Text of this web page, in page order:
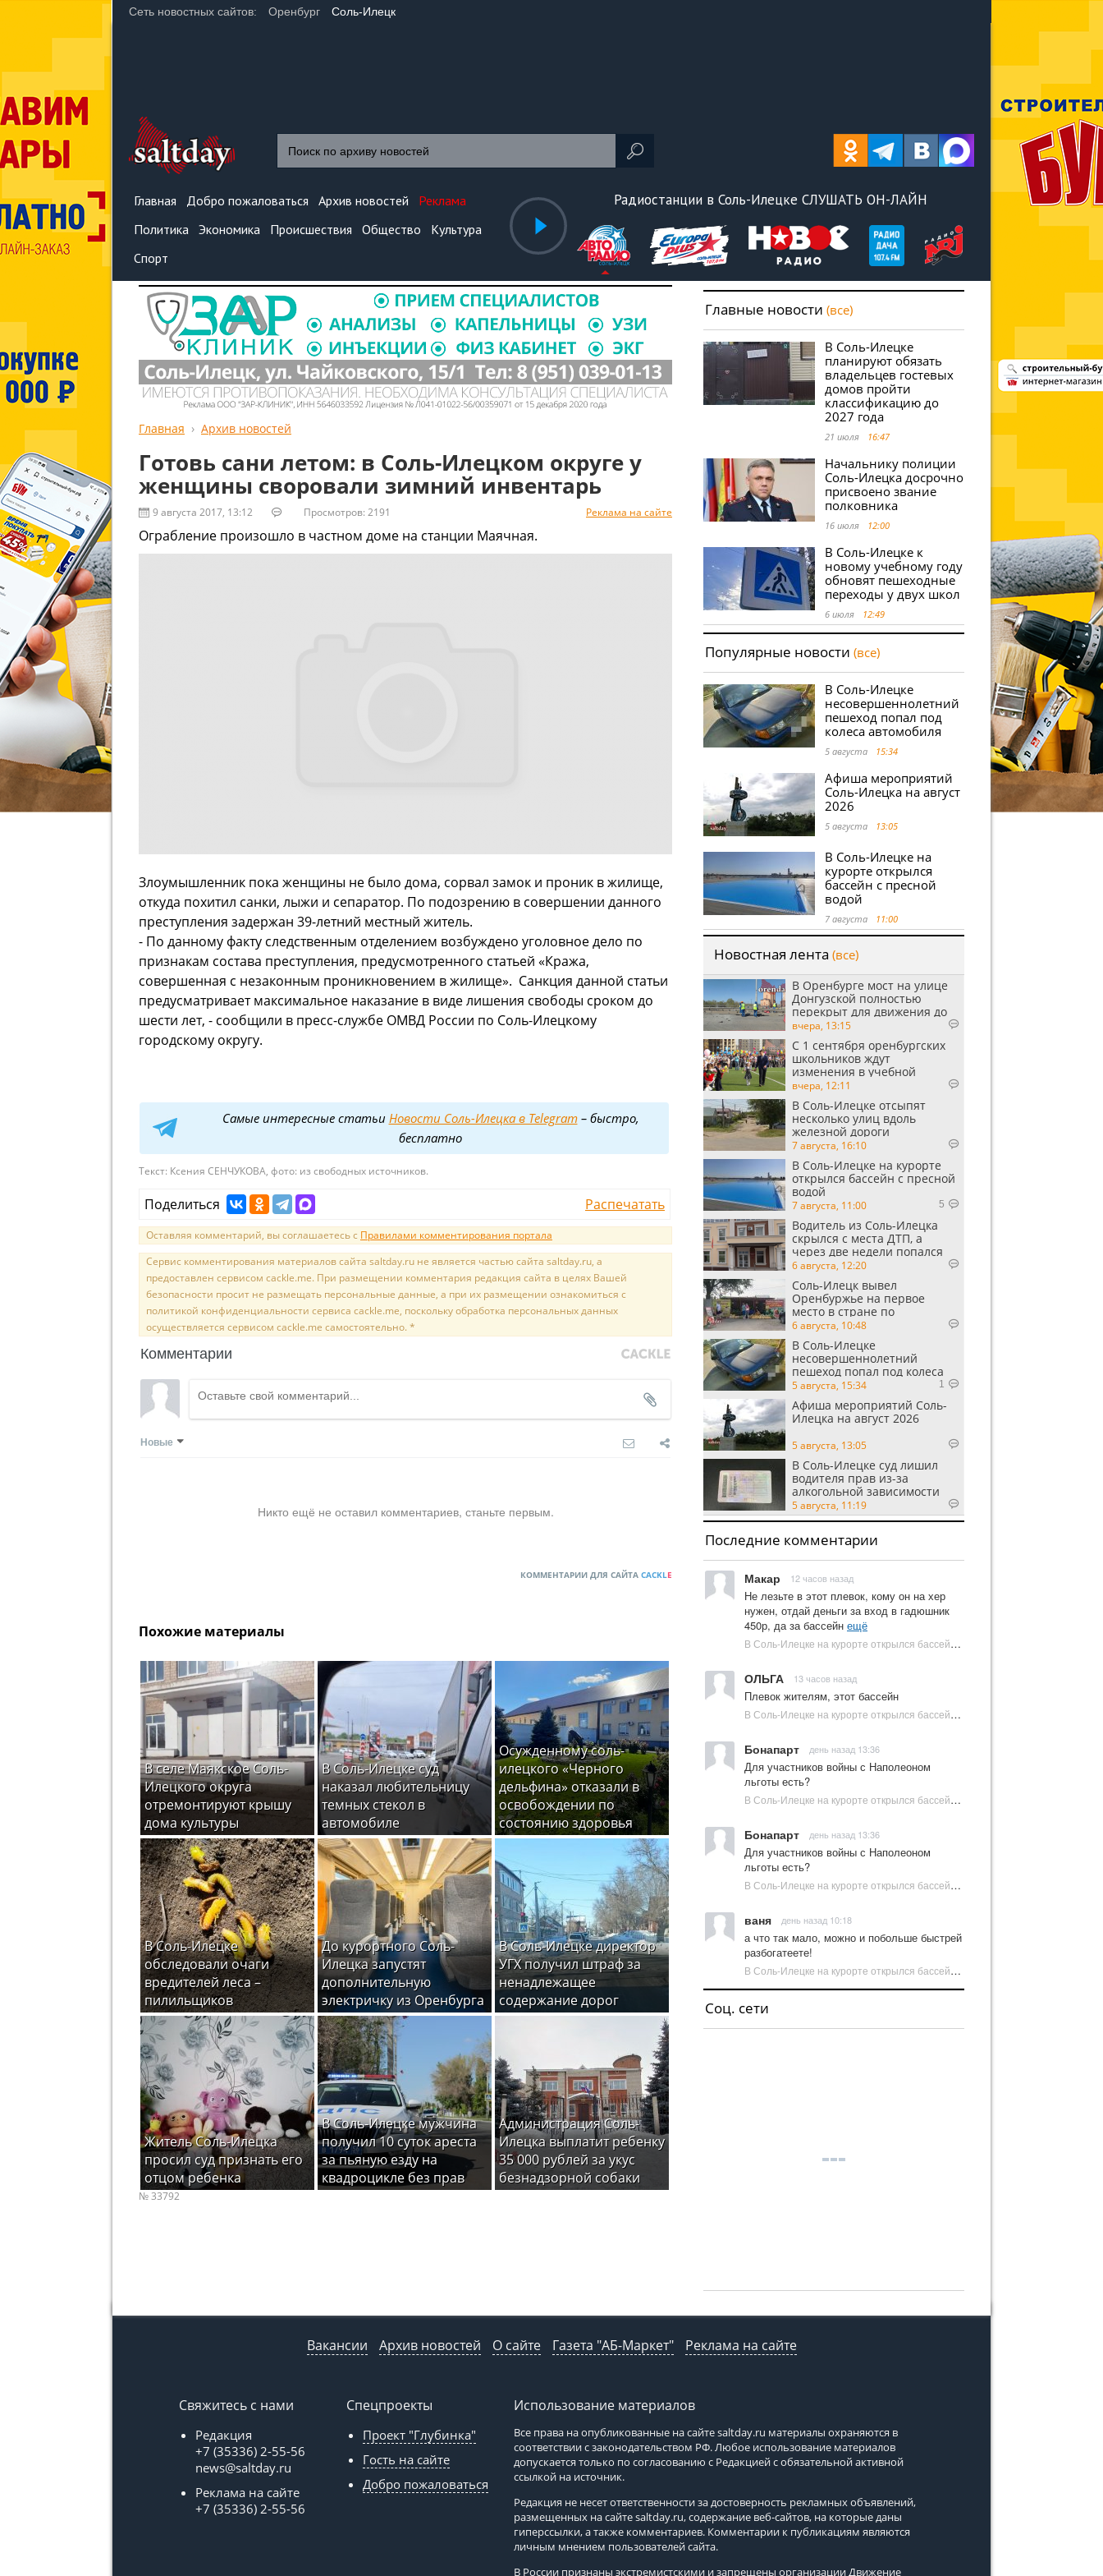
Сеть новостных сайтов: Оренбург Соль-Илецк
Главная Добро пожаловаться Архив новостей
Реклама
Политика Экономика Происшествия Общество
Культура
Спорт
Радиостанции в Соль-Илецке СЛУШАТЬ ОН-ЛАЙН
Главная Архив новостей
Готовь сани летом: в Соль-Илецком округе у
женщины своровали зимний инвентарь
9 августа 2017, 13:12 Просмотров: 2191 Реклама на сайте
Ограбление произошло в частном доме на станции Маячная.
Злоумышленник пока женщины не было дома, сорвал замок и проник в жилище,
откуда похитил санки, лыжи и сепаратор. По подозрению в совершении данного
преступления задержан 39-летний местный житель.
- По данному факту следственным отделением возбуждено уголовное дело по
признакам состава преступления, предусмотренного статьей «Кража,
совершенная с незаконным проникновением в жилище». Санкция данной статьи
предусматривает максимальное наказание в виде лишения свободы сроком до
шести лет, - сообщили в пресс-службе ОМВД России по Соль-Илецкому
городскому округу.
Самые интересные статьи Новости Соль-Илецка в Telegram– быстро,
бесплатно
Текст: Ксения СЕНЧУКОВА, фото: из свободных источников.
Поделиться Распечатать
Оставляя комментарий, вы соглашаетесь с Правилами комментирования портала
Сервис комментирования материалов сайта saltday.ru не является частью сайта saltday.ru, а
предоставлен сервисом cackle.me. При размещении комментария редакция сайта в целях Вашей
безопасности просит не размещать персональные данные, а при их размещении ознакомиться с
политикой конфиденциальности сервиса cackle.me, поскольку обработка персональных данных
осуществляется сервисом cackle.me самостоятельно. *
Комментарии
Новые
Никто ещё не оставил комментариев, станьте первым.
КОММЕНТАРИИ ДЛЯ САЙТА CACKLE
Похожие материалы
В селе Маякское Соль-
Илецкого округа
отремонтируют крышу
дома культуры
В Соль-Илецке суд
наказал любительницу
темных стекол в
автомобиле
Осужденному соль-
илецкого «Черного
дельфина» отказали в
освобождении по
состоянию здоровья
В Соль-Илецке
обследовали очаги
вредителей леса –
пилильщиков
До курортного Соль-
Илецка запустят
дополнительную
электричку из Оренбурга
В Соль-Илецке директор
УГХ получил штраф за
ненадлежащее
содержание дорог
Житель Соль-Илецка
просил суд признать его
отцом ребенка
В Соль-Илецке мужчина
получил 10 суток ареста
за пьяную езду на
квадроцикле без прав
Администрация Соль-
Илецка выплатит ребенку
35 000 рублей за укус
безнадзорной собаки
№ 33792
Главные новости (все)
В Соль-Илецке
планируют обязать
владельцев гостевых
домов пройти
классификацию до
2027 года
21 июля 16:47
Начальнику полиции
Соль-Илецка досрочно
присвоено звание
полковника
16 июля 12:00
В Соль-Илецке к
новому учебному году
обновят пешеходные
переходы у двух школ
6 июля 12:49
Популярные новости (все)
В Соль-Илецке
несовершеннолетний
пешеход попал под
колеса автомобиля
5 августа 15:34
Афиша мероприятий
Соль-Илецка на август
2026
5 августа 13:05
В Соль-Илецке на
курорте открылся
бассейн с пресной
водой
7 августа 11:00
Новостная лента (все)
В Оренбурге мост на улице
Донгузской полностью
перекрыт для движения до
утра 10 августа
вчера, 13:15
С 1 сентября оренбургских
школьников ждут
изменения в учебной
программе
вчера, 12:11
В Соль-Илецке отсыпят
несколько улиц вдоль
железной дороги
7 августа, 16:10
В Соль-Илецке на курорте
открылся бассейн с пресной
водой
7 августа, 11:00 5
Водитель из Соль-Илецка
скрылся с места ДТП, а
через две недели попался
пьяным
6 августа, 12:20
Соль-Илецк вывел
Оренбуржье на первое
место в стране по
выращиванию арбузов
6 августа, 10:48
В Соль-Илецке
несовершеннолетний
пешеход попал под колеса
автомобиля
5 августа, 15:34 1
Афиша мероприятий Соль-
Илецка на август 2026
5 августа, 13:05
В Соль-Илецке суд лишил
водителя прав из-за
алкогольной зависимости
5 августа, 11:19
Последние комментарии
Макар 12 часов назад
Не лезьте в этот плевок, кому он на хер
нужен, отдай деньги за вход в гадюшник
450р, да за бассейн ещё
В Соль-Илецке на курорте открылся бассейн с пресной водой | Новости Соль-Илецка
ОЛЬГА 13 часов назад
Плевок жителям, этот бассейн
В Соль-Илецке на курорте открылся бассейн с пресной водой | Новости Соль-Илецка
Бонапарт день назад 13:36
Для участников войны с Наполеоном
льготы есть?
В Соль-Илецке на курорте открылся бассейн с пресной водой | Новости Соль-Илецка
Бонапарт день назад 13:36
Для участников войны с Наполеоном
льготы есть?
В Соль-Илецке на курорте открылся бассейн с пресной водой | Новости Соль-Илецка
ваня день назад 10:18
а что так мало, можно и побольше быстрей
разбогатеете!
В Соль-Илецке на курорте открылся бассейн с пресной водой | Новости Соль-Илецка
Соц. сети
Вакансии Архив новостей О сайте Газета "АБ-Маркет" Реклама на сайте
Свяжитесь с нами
Редакция
+7 (35336) 2-55-56
news@saltday.ru
Реклама на сайте
+7 (35336) 2-55-56
Спецпроекты
Проект "Глубинка"
Гость на сайте
Добро пожаловаться
Использование материалов
Все права на опубликованные на сайтеsaltday.ru материалы охраняются в
соответствии с законодательством РФ. Любое использование материалов
допускается только по согласованию с Редакцией с обязательной активной
ссылкой на источник.
Редакция не несет ответственности за достоверность рекламных объявлений,
размещенных на сайтеsaltday.ru, содержание веб-сайтов, на которые даны
гиперссылки, а также комментариев. Комментарии к публикациям являются
личным мнением пользователей сайта.
В России признаны экстремистскими и запрещены организации Движение